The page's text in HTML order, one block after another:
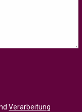
Verarbeitung